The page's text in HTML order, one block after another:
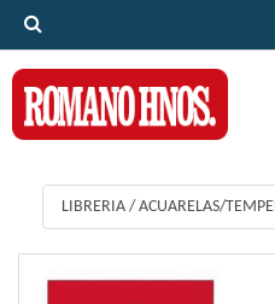
LIBRERIA / ACUARELAS/